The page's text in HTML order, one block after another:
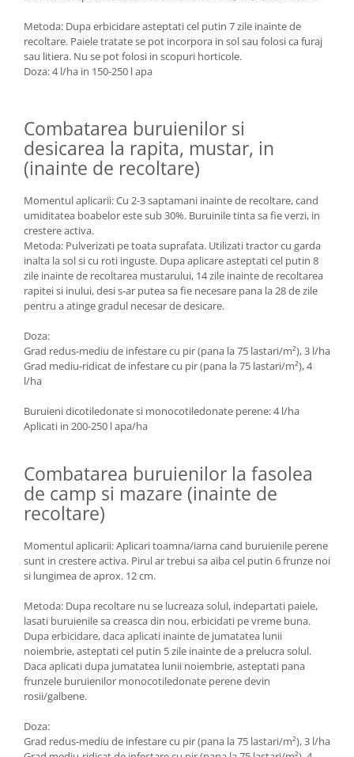
Metoda: Dupa erbicidare asteptati cel putin 7 zile inainte de
recoltare. Paiele tratate se pot incorpora in sol sau folosi ca furaj
sau litiera. Nu se pot folosi in scopuri horticole.
Doza: 4 l/ha in 150-250 l apa
Combatarea buruienilor si
desicarea la rapita, mustar, in
(inainte de recoltare)
Momentul aplicarii: Cu 2-3 saptamani inainte de recoltare, cand
umiditatea boabelor este sub 30%. Buruinile tinta sa fie verzi, in
crestere activa.
Metoda: Pulverizati pe toata suprafata. Utilizati tractor cu garda
inalta la sol si cu roti inguste. Dupa aplicare asteptati cel putin 8
zile inainte de recoltarea mustarului, 14 zile inainte de recoltarea
rapitei si inului, desi s-ar putea sa fie necesare pana la 28 de zile
pentru a atinge gradul necesar de desicare.
Doza:
Grad redus-mediu de infestare cu pir (pana la 75 lastari/m²), 3 l/ha
Grad mediu-ridicat de infestare cu pir (pana la 75 lastari/m²), 4
l/ha
Buruieni dicotiledonate si monocotiledonate perene: 4 l/ha
Aplicati in 200-250 l apa/ha
Combatarea buruienilor la fasolea
de camp si mazare (inainte de
recoltare)
Momentul aplicarii:Aplicari toamna/iarna cand buruienile perene
sunt in crestere activa. Pirul ar trebui sa aiba cel putin 6 frunze noi
si lungimea de aprox. 12 cm.
Metoda: Dupa recoltare nu se lucreaza solul, indepartati paiele,
lasati buruienile sa creasca din nou, erbicidati pe vreme buna.
Dupa erbicidare, daca aplicati inainte de jumatatea lunii
noiembrie, asteptati cel putin 5 zile inainte de a prelucra solul.
Daca aplicati dupa jumatatea lunii noiembrie, asteptati pana
frunzele buruienilor monocotiledonate perene devin
rosii/galbene.
Doza:
Grad redus-mediu de infestare cu pir (pana la 75 lastari/m²), 3 l/ha